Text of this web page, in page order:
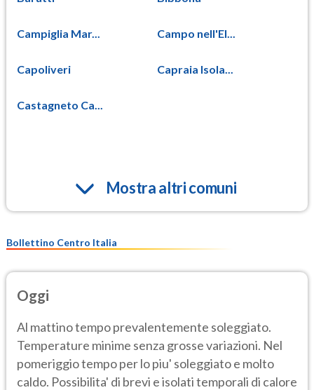
Campiglia Mar... Campo nell'El...
Capoliveri Capraia Isola...
Castagneto Ca...
Mostra altri comuni
Bollettino Centro Italia
Oggi
Al mattino tempo prevalentemente soleggiato.
Temperature minime senza grosse variazioni. Nel
pomeriggio tempo per lo piu' soleggiato e molto
caldo. Possibilita' di brevi e isolati temporali di calore